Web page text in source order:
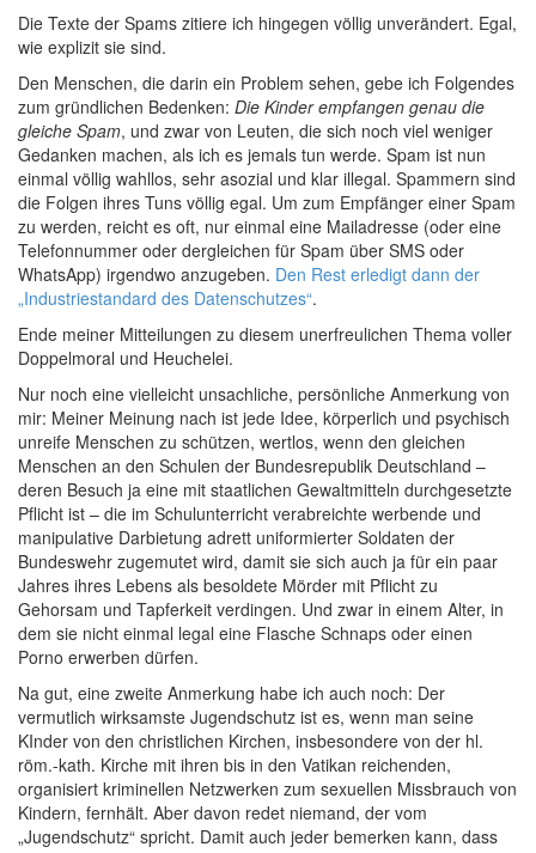
Die Texte der Spams zitiere ich hingegen völlig unverändert. Egal,
wie explizit sie sind.
Den Menschen, die darin ein Problem sehen, gebe ich Folgendes
zum gründlichen Bedenken: Die Kinder empfangen genau die
gleiche Spam, und zwar von Leuten, die sich noch viel weniger
Gedanken machen, als ich es jemals tun werde. Spam ist nun
einmal völlig wahllos, sehr asozial und klar illegal. Spammern sind
die Folgen ihres Tuns völlig egal. Um zum Empfänger einer Spam
zu werden, reicht es oft, nur einmal eine Mailadresse (oder eine
Telefonnummer oder dergleichen für Spam über SMS oder
WhatsApp) irgendwo anzugeben. Den Rest erledigt dann der
„Industriestandard des Datenschutzes“.
Ende meiner Mitteilungen zu diesem unerfreulichen Thema voller
Doppelmoral und Heuchelei.
Nur noch eine vielleicht unsachliche, persönliche Anmerkung von
mir: Meiner Meinung nach ist jede Idee, körperlich und psychisch
unreife Menschen zu schützen, wertlos, wenn den gleichen
Menschen an den Schulen der Bundesrepublik Deutschland –
deren Besuch ja eine mit staatlichen Gewaltmitteln durchgesetzte
Pflicht ist – die im Schulunterricht verabreichte werbende und
manipulative Darbietung adrett uniformierter Soldaten der
Bundeswehr zugemutet wird, damit sie sich auch ja für ein paar
Jahres ihres Lebens als besoldete Mörder mit Pflicht zu
Gehorsam und Tapferkeit verdingen. Und zwar in einem Alter, in
dem sie nicht einmal legal eine Flasche Schnaps oder einen
Porno erwerben dürfen.
Na gut, eine zweite Anmerkung habe ich auch noch: Der
vermutlich wirksamste Jugendschutz ist es, wenn man seine
KInder von den christlichen Kirchen, insbesondere von der hl.
röm.-kath. Kirche mit ihren bis in den Vatikan reichenden,
organisiert kriminellen Netzwerken zum sexuellen Missbrauch von
Kindern, fernhält. Aber davon redet niemand, der vom
„Jugendschutz“ spricht. Damit auch jeder bemerken kann, dass